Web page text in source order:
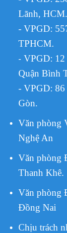
Lãnh, HCM.
- VPGD:
TPHCM.
- VPGD:
Quận Bình
- VPGD:
Gòn.
Văn phòng
Nghệ An
Văn phòng
Thanh Khê.
Văn phòng
Đồng Nai
Chịu trách